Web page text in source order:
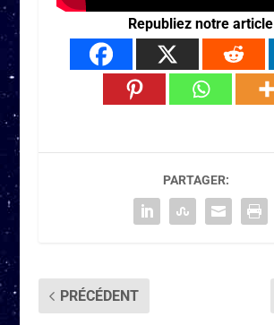
Republiez notre article
PARTAGER:
PRÉCÉDENT